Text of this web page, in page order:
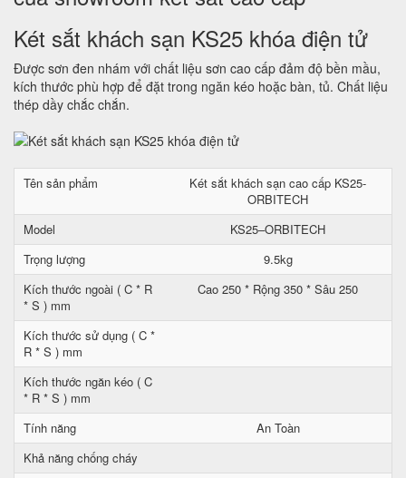
Két sắt khách sạn KS25 khóa điện tử
Được sơn đen nhám với chất liệu sơn cao cấp đảm độ bền mầu,
kích thước phù hợp để đặt trong ngăn kéo hoặc bàn, tủ. Chất liệu
thép dầy chắc chắn.
Tên sản phẩm
Két sắt khách sạn cao cấp KS25-
ORBITECH
Model
KS25–ORBITECH
Trọng lượng
9.5kg
Kích thước ngoài ( C * R
* S ) mm
Cao 250 * Rộng 350 * Sâu 250
Kích thước sử dụng ( C *
R * S ) mm
Kích thước ngăn kéo ( C
* R * S ) mm
Tính năng
An Toàn
Khả năng chống cháy